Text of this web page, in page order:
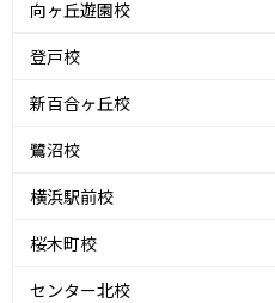
向ヶ丘遊園校
登戸校
新百合ヶ丘校
鷺沼校
横浜駅前校
桜木町校
センター北校